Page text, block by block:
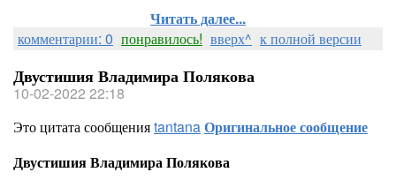
Читать далее...
комментарии: 0 понравилось! вверх^ к полной версии
Двустишия Владимира Полякова
10-02-2022 22:18
Это цитата сообщенияtantanaОригинальное сообщение
Двустишия Владимира Полякова